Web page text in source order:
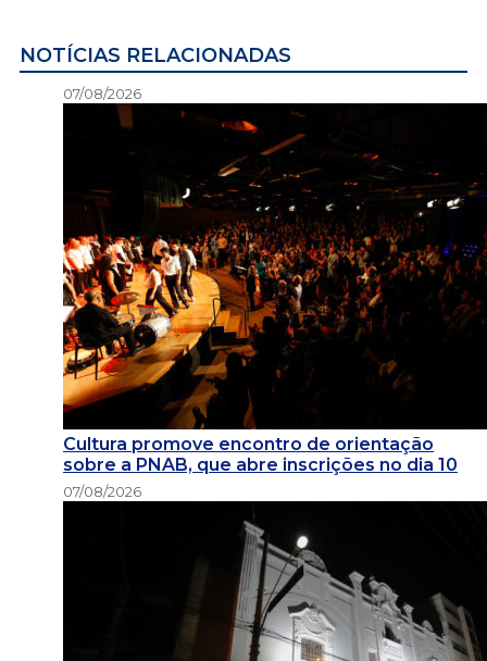
NOTÍCIAS RELACIONADAS
07/08/2026
Cultura promove encontro de orientação
sobre a PNAB, que abre inscrições no dia 10
07/08/2026